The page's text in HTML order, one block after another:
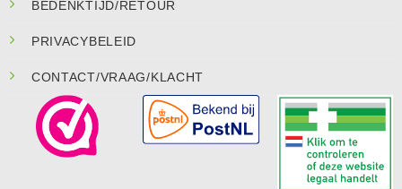
BEDENKTIJD/RETOUR
PRIVACYBELEID
CONTACT/VRAAG/KLACHT